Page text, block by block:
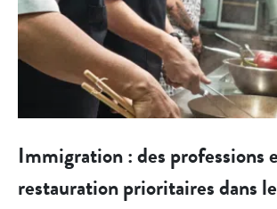
Immigration : des professions
restauration prioritaires dans